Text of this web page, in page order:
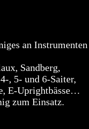
an Instrumenten
Sandberg,
, 5- und 6-Saiter,
E-Uprightbässe…
zum Einsatz.